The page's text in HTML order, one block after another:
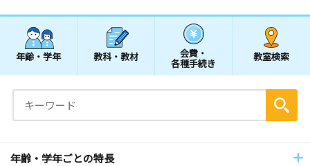
年齢・学年 教科・教材 会費・
各種手続き
教室検索
年齢・学年ごとの特長